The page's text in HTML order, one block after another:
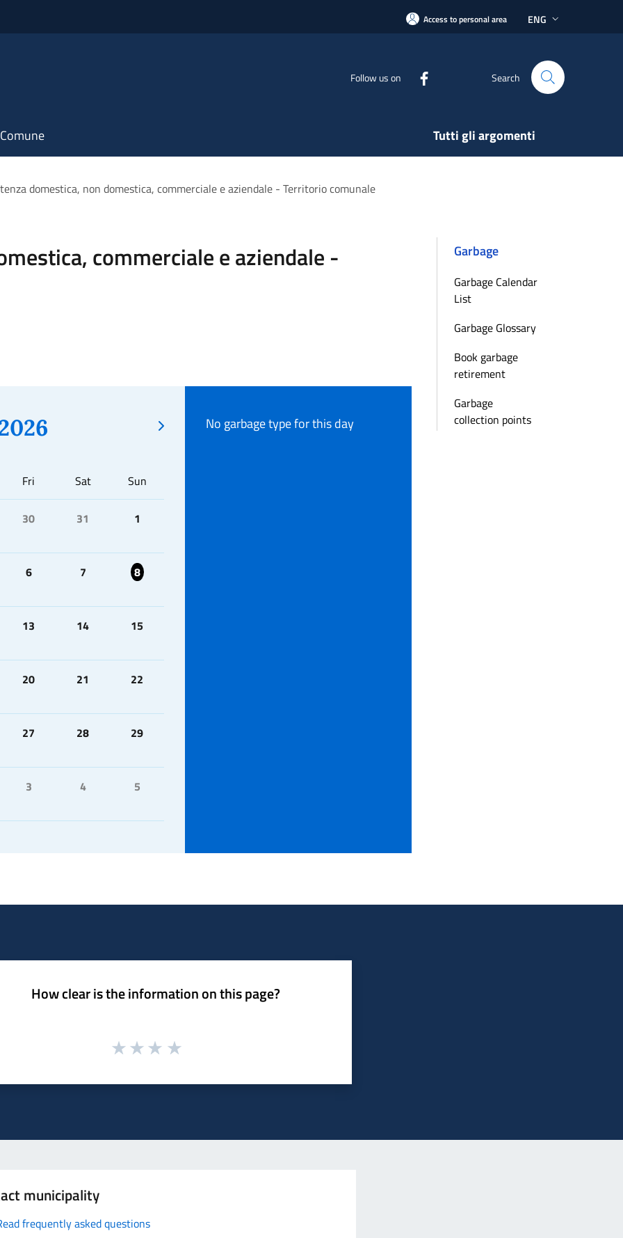
Access to personal area ENG
Follow us on Search
Tutti gli argomenti
domestica, non domestica, commerciale e aziendale - Territorio comunale
commerciale e aziendale -
Fri Sat Sun
30 31 1
6 7 8
13 14 15
20 21 22
27 28 29
3 4 5
No garbage type for this day
Garbage
Garbage Calendar
List
Garbage Glossary
Book garbage
retirement
Garbage
collection points
How clear is the information on this page?
municipality
frequently asked questions